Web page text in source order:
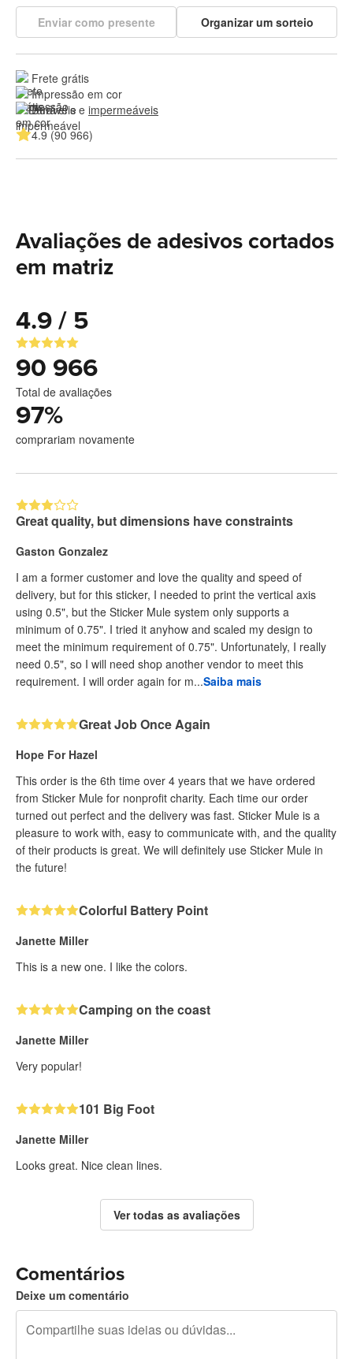
Enviar como presente Organizar um sorteio
Frete grátis
Impressão em cor
Duráveis e impermeáveis
4.9 (90 966)
Avaliações de adesivos cortados
em matriz
4.9 / 5
90 966
Total de avaliações
97%
comprariam novamente
Great quality, but dimensions have constraints
Gaston Gonzalez
I am a former customer and love the quality and speed of
delivery, but for this sticker, I needed to print the vertical axis
using 0.5", but the Sticker Mule system only supports a
minimum of 0.75". I tried it anyhow and scaled my design to
meet the minimum requirement of 0.75". Unfortunately, I really
need 0.5", so I will need shop another vendor to meet this
requirement. I will order again for m...Saiba mais
Great Job Once Again
Hope For Hazel
This order is the 6th time over 4 years that we have ordered
from Sticker Mule for nonprofit charity. Each time our order
turned out perfect and the delivery was fast. Sticker Mule is a
pleasure to work with, easy to communicate with, and the quality
of their products is great. We will definitely use Sticker Mule in
the future!
Colorful Battery Point
Janette Miller
This is a new one. I like the colors.
Camping on the coast
Janette Miller
Very popular!
101 Big Foot
Janette Miller
Looks great. Nice clean lines.
Ver todas as avaliações
Comentários
Deixe um comentário